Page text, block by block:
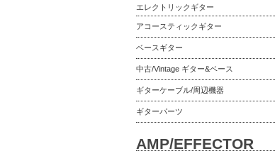
エレクトリックギター
アコースティックギター
ベースギター
中古/Vintage ギター&ベース
ギターケーブル/周辺機器
ギターパーツ
AMP/EFFECTOR